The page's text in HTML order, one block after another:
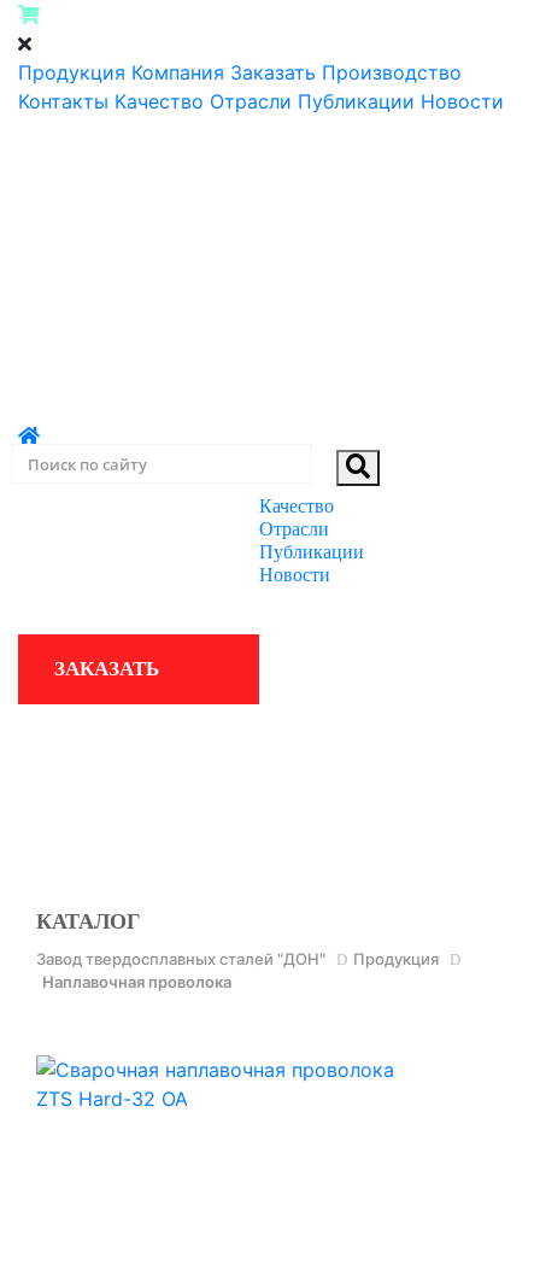
Продукция Компания Заказать Производство
Контакты Качество Отрасли Публикации Новости
ЗАКАЗАТЬ
Качество
Отрасли
Публикации
Новости
КАТАЛОГ
Завод твердосплавных сталей "ДОН"
Продукция
Наплавочная проволока